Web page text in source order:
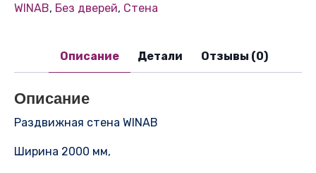
WINAB, Без дверей, Стена
Описание Детали Отзывы (0)
Описание
Раздвижная стена WINAB
Ширина 2000 мм,